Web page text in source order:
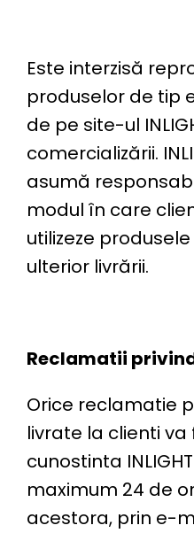
Este interzisă
produselor de tip
de pe site-ul
comercializării.
asumă
modul în care
utilizeze
ulterior livrării.
Reclamatii
Orice reclamatie
livrate la clienti va
cunostinta
maximum 24 de
acestora, prin e-